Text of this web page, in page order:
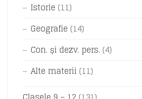
Istorie (11)
Geografie (14)
Con. și dezv. pers. (4)
Alte materii (11)